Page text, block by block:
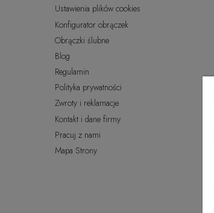
Ustawienia plików cookies
Konfigurator obrączek
Obrączki ślubne
Blog
Regulamin
Polityka prywatności
Zwroty i reklamacje
Kontakt i dane firmy
Pracuj z nami
Mapa Strony